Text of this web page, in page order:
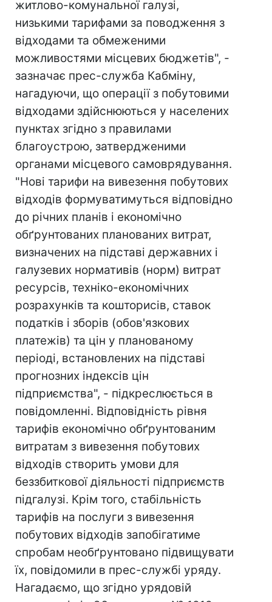
житлово-комунальної галузі,
низькими тарифами за поводження з
відходами та обмеженими
можливостями місцевих бюджетів", -
зазначає прес-служба Кабміну,
нагадуючи, що операції з побутовими
відходами здійснюються у населених
пунктах згідно з правилами
благоустрою, затвердженими
органами місцевого самоврядування.
"Нові тарифи на вивезення побутових
відходів формуватимуться відповідно
до річних планів і економічно
обґрунтованих планованих витрат,
визначених на підставі державних і
галузевих нормативів (норм) витрат
ресурсів, техніко-економічних
розрахунків та кошторисів, ставок
податків і зборів (обов'язкових
платежів) та цін у планованому
періоді, встановлених на підставі
прогнозних індексів цін
підприємства", - підкреслюється в
повідомленні. Відповідність рівня
тарифів економічно обґрунтованим
витратам з вивезення побутових
відходів створить умови для
беззбиткової діяльності підприємств
підгалузі. Крім того, стабільність
тарифів на послуги з вивезення
побутових відходів запобігатиме
спробам необґрунтовано підвищувати
їх, повідомили в прес-службі уряду.
Нагадаємо, що згідно урядовій